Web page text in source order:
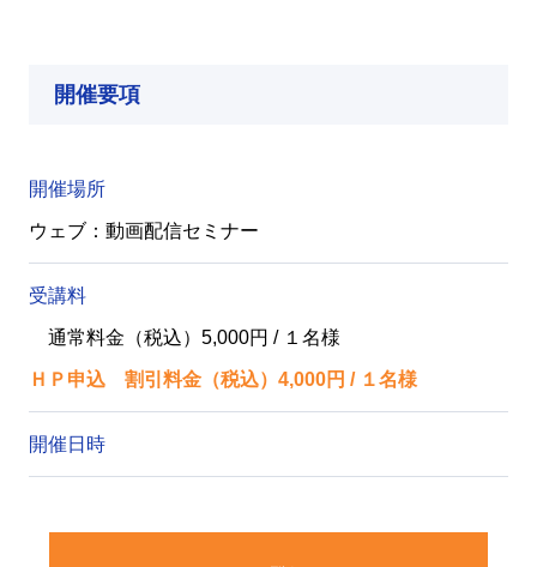
開催要項
開催場所
ウェブ：動画配信セミナー
受講料
通常料金（税込）5,000円 / １名様
ＨＰ申込 割引料金（税込）4,000円 / １名様
開催日時